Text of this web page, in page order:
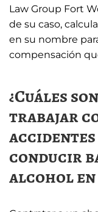
Law Group Fort
de su caso,
en su nombre
compensación
¿Cuáles
trabajar
conducir
alcohol